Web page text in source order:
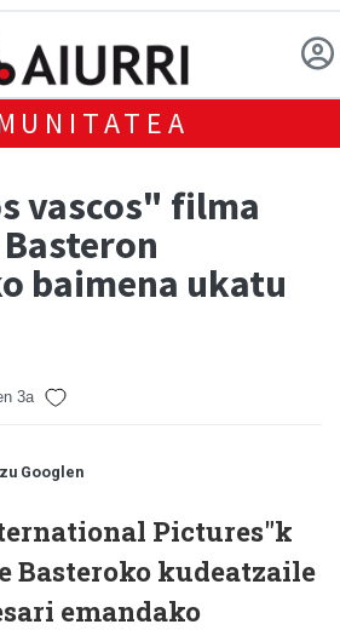
vascos" filma
baimena ukatu
3a
Googlen
Pictures"k
Basteroko kudeatzaile
emandako